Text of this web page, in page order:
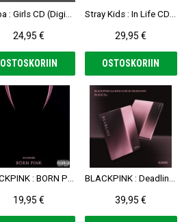
24,95 €
OSTOSKORIIN
29,95 €
OSTOSKORIIN
19,95 € 39,95 €